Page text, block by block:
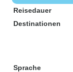
Reisedauer
Destinationen
Sprache